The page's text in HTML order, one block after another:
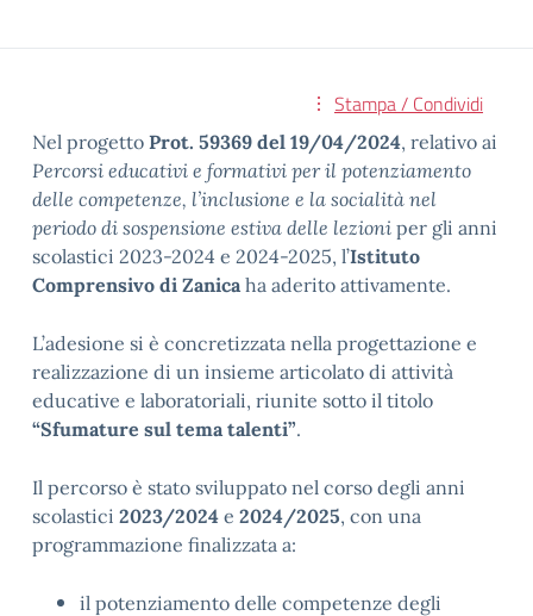
Stampa / Condividi
Nel progetto Prot. 59369 del 19/04/2024, relativo ai
Percorsi educativi e formativi per il potenziamento
delle competenze, l’inclusione e la socialità nel
periodo di sospensione estiva delle lezioni per gli anni
scolastici 2023-2024 e 2024-2025, l’Istituto
Comprensivo di Zanicaha aderito attivamente.
L’adesione si è concretizzata nella progettazione e
realizzazione di un insieme articolato di attività
educative e laboratoriali, riunite sotto il titolo
“Sfumature sul tema talenti”.
Il percorso è stato sviluppato nel corso degli anni
scolastici 2023/2024 e 2024/2025, con una
programmazione finalizzata a:
il potenziamento delle competenze degli